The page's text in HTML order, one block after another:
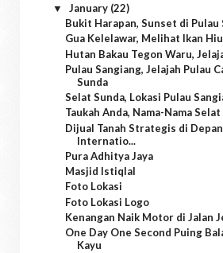
▼ January (22)
Bukit Harapan, Sunset di Pulau
Gua Kelelawar, Melihat Ikan
Hutan Bakau Tegon Waru,
Pulau Sangiang, Jelajah Pulau
Sunda
Selat Sunda, Lokasi Pulau
Taukah Anda, Nama-Nama
Dijual Tanah Strategis di
Internatio...
Pura Adhitya Jaya
Masjid Istiqlal
Foto Lokasi
Foto Lokasi Logo
Kenangan Naik Motor di Jalan
One Day One Second Puing
Kayu